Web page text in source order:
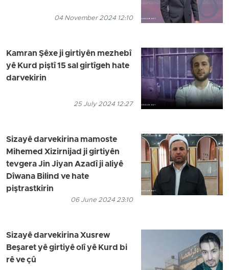
04 November 2024 12:10
Kamran Şêxe ji girtiyên mezhebî
yê Kurd piştî 15 sal girtîgeh hate
darvekirin
25 July 2024 12:27
Sizayê darvekirina mamoste
Mihemed Xizirnijad ji girtiyên
tevgera Jin Jiyan Azadî ji aliyê
Dîwana Bilind ve hate
piştrastkirin
06 June 2024 23:10
Sizayê darvekirina Xusrew
Beşaret yê girtiyê olî yê Kurd bi
rê ve çû